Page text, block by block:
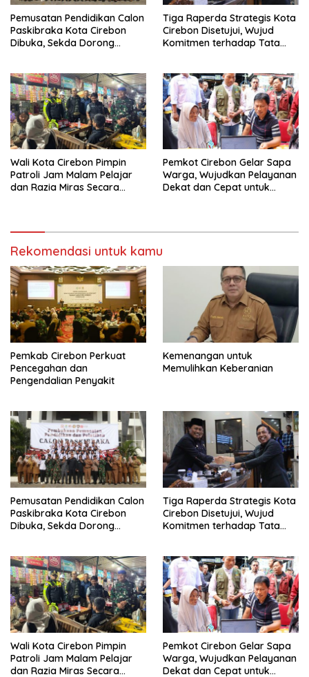
Pemusatan Pendidikan Calon
Paskibraka Kota Cirebon
Dibuka, Sekda Dorong
Tiga Raperda Strategis Kota
Cirebon Disetujui, Wujud
Komitmen terhadap Tata
Wali Kota Cirebon Pimpin
Patroli Jam Malam Pelajar
dan Razia Miras Secara
Pemkot Cirebon Gelar Sapa
Warga, Wujudkan Pelayanan
Dekat dan Cepat untuk
Rekomendasi untuk kamu
Pemkab Cirebon Perkuat
Pencegahan dan
Pengendalian Penyakit
Kemenangan untuk
Memulihkan Keberanian
Pemusatan Pendidikan Calon
Paskibraka Kota Cirebon
Dibuka, Sekda Dorong
Tiga Raperda Strategis Kota
Cirebon Disetujui, Wujud
Komitmen terhadap Tata
Wali Kota Cirebon Pimpin
Patroli Jam Malam Pelajar
dan Razia Miras Secara
Pemkot Cirebon Gelar Sapa
Warga, Wujudkan Pelayanan
Dekat dan Cepat untuk